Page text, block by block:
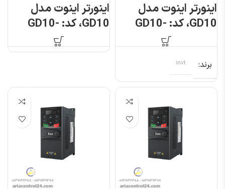
اینورتر اینوت مدل
GD10، کد: GD10-
2R2G-4-B
برند invt
اینورتر اینوت مدل
GD10، کد: GD10-
2R2G-S2-B